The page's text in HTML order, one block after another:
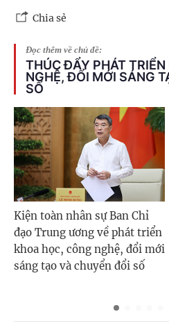
Chia sẻ
Đọc thêm về chủ đề:
THÚC ĐẨY PHÁT TRIỂN
NGHỆ, ĐỔI MỚI SÁNG
SỐ
Kiện toàn nhân sự Ban Chỉ
đạo Trung ương về phát triển
khoa học, công nghệ, đổi mới
sáng tạo và chuyển đổi số